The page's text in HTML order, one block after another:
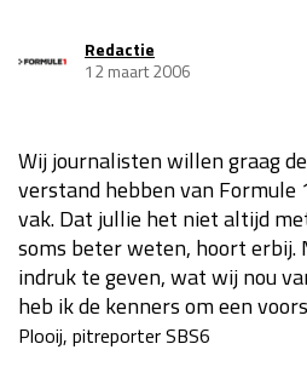
GP AZERBEIDZJAN 2026
Kwalificatie
Race
Race
GP VERENIGDE STATEN 2026
Redactie
12 maart 2006
Wij journalisten willen graag
verstand hebben van Formule
vak. Dat jullie het niet altijd
soms beter weten, hoort erbij.
indruk te geven, wat wij nou
heb ik de kenners om een
Plooij, pitreporter SBS6